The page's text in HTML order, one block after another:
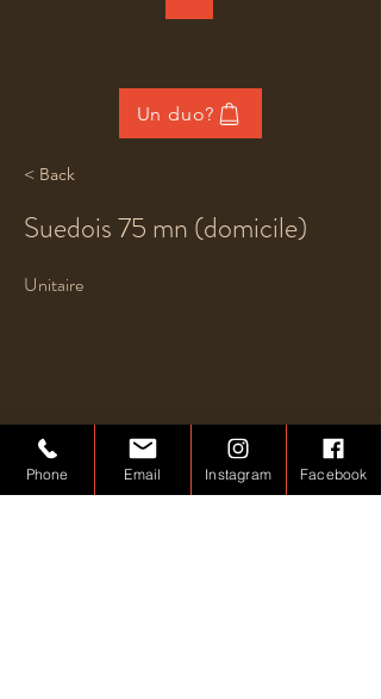
Un duo?
< Back
Suedois 75 mn (domicile)
Unitaire
Phone Email Instagram Facebook